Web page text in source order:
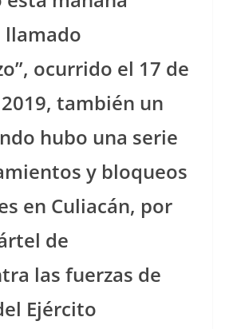
llamado
ocurrido el 17 de
también un
hubo una serie
y bloqueos
en Culiacán, por
de
las fuerzas de
Ejército